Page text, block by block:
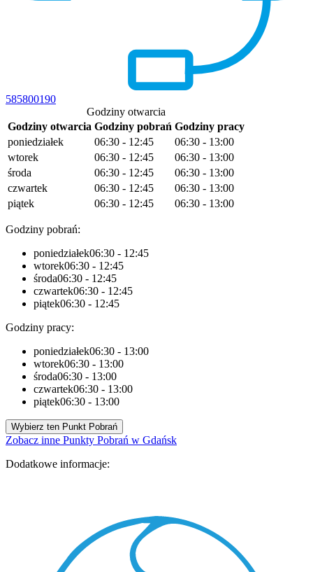
585800190
Godziny otwarcia
Godziny otwarcia Godziny pobrań Godziny pracy
poniedziałek
06:30 - 12:45
06:30 - 13:00
wtorek
06:30 - 12:45
06:30 - 13:00
środa
06:30 - 12:45
06:30 - 13:00
czwartek
06:30 - 12:45
06:30 - 13:00
piątek
06:30 - 12:45 06:30 - 13:00
Godziny pobrań:
poniedziałek06:30 - 12:45
wtorek06:30 - 12:45
środa06:30 - 12:45
czwartek06:30 - 12:45
piątek06:30 - 12:45
Godziny pracy:
poniedziałek06:30 - 13:00
wtorek06:30 - 13:00
środa06:30 - 13:00
czwartek06:30 - 13:00
piątek06:30 - 13:00
Wybierz ten Punkt Pobrań
Zobacz inne Punkty Pobrań w Gdańsk
Dodatkowe informacje: